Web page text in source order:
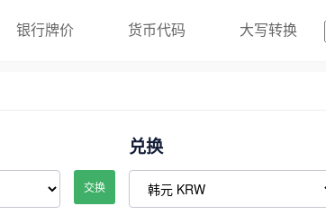
银行牌价 货币代码 大写转换
交换
兑换